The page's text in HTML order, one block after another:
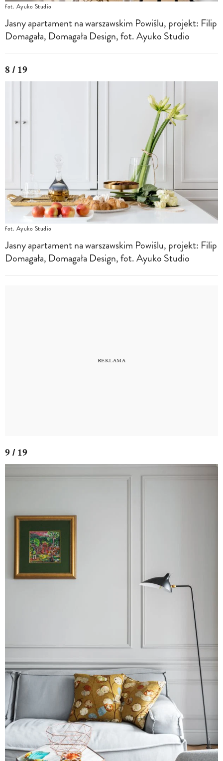
fot. Ayuko Studio
Jasny apartament na warszawskim Powiślu, projekt: Filip
Domagała, Domagała Design, fot. Ayuko Studio
8 / 19
fot. Ayuko Studio
Jasny apartament na warszawskim Powiślu, projekt: Filip
Domagała, Domagała Design, fot. Ayuko Studio
9 / 19